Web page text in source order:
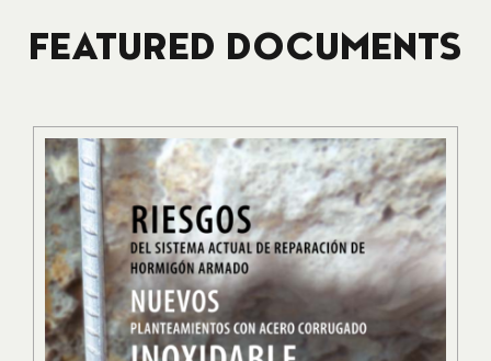
FEATURED DOCUMENTS